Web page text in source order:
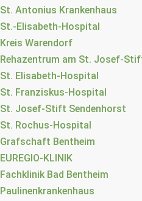
St. Antonius Krankenhaus
St.-Elisabeth-Hospital
Kreis Warendorf
Rehazentrum am St. Josef-
St. Elisabeth-Hospital
St. Franziskus-Hospital
St. Josef-Stift Sendenhorst
St. Rochus-Hospital
Grafschaft Bentheim
EUREGIO-KLINIK
Fachklinik Bad Bentheim
Paulinenkrankenhaus